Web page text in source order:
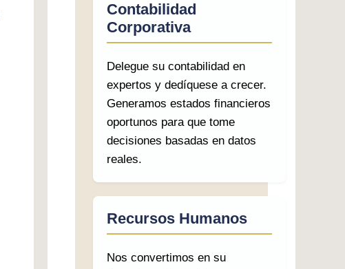
Contabilidad
Corporativa
Delegue su contabilidad en
expertos y dedíquese a crecer.
Generamos estados financieros
oportunos para que tome
decisiones basadas en datos
reales.
Recursos Humanos
Nos convertimos en su